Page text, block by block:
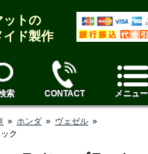
ットの
ド製作
索 CONTACT メニュー
» ホンダ » ヴェゼル »
ク